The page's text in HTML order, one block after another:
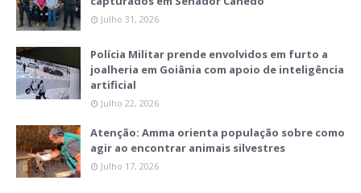
Julho 31, 2026
Polícia Militar prende envolvidos em furto a
joalheria em Goiânia com apoio de inteligência
artificial
Julho 22, 2026
Atenção: Amma orienta população sobre como
agir ao encontrar animais silvestres
Julho 17, 2026